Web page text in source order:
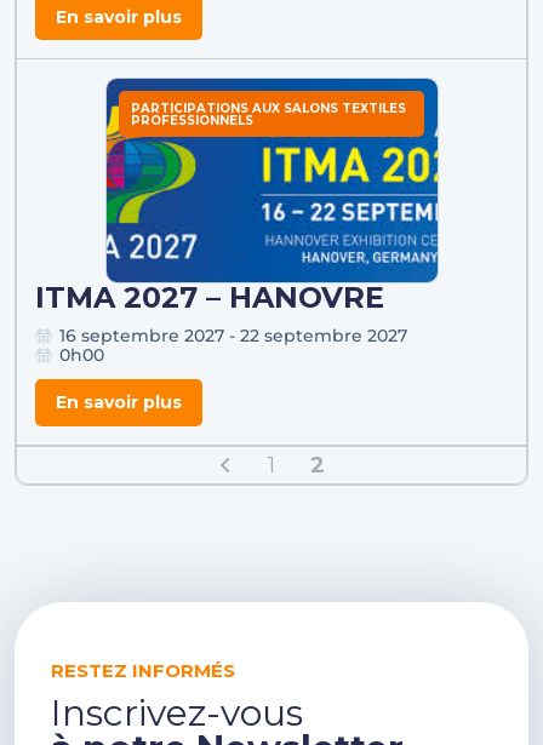
En savoir plus
PARTICIPATIONS AUX SALONS TEXTILES
PROFESSIONNELS
ITMA 2027 – HANOVRE
16 septembre 2027 - 22 septembre 2027
0h00
En savoir plus
1 2
RESTEZ INFORMÉS
Inscrivez-vous